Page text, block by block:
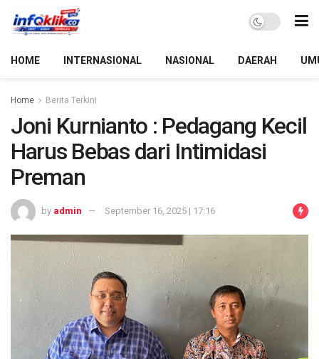
HOME INTERNASIONAL NASIONAL DAERAH
Home Berita Terkini
Joni Kurnianto : Pedagang Kecil
Harus Bebas dari Intimidasi
Preman
by admin September 16, 2025 | 17:16